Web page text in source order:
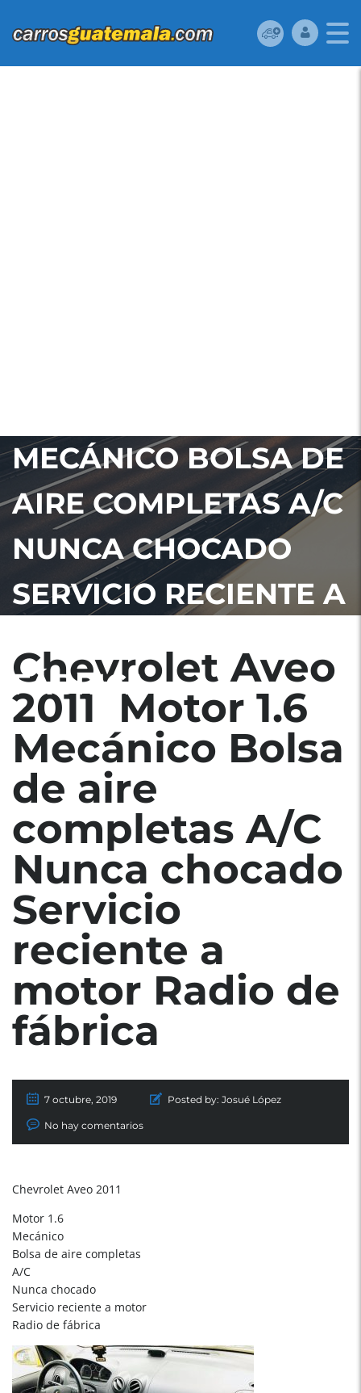
MECÁNICO BOLSA DE
AIRE COMPLETAS A/C
NUNCA CHOCADO
SERVICIO RECIENTE A
FÁBRICA
Chevrolet Aveo
2011 Motor 1.6
Mecánico Bolsa
de aire
completas A/C
Nunca chocado
Servicio
reciente a
motor Radio de
fábrica
7 octubre, 2019 Posted by: Josué López
No hay comentarios
Chevrolet Aveo 2011
Motor 1.6
Mecánico
Bolsa de aire completas
A/C
Nunca chocado
Servicio reciente a motor
Radio de fábrica